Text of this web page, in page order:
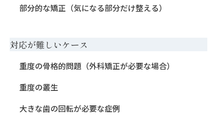
部分的な矯正（気になる部分だけ整える）
対応が難しいケース
重度の骨格的問題（外科矯正が必要な場合）
重度の叢生
大きな歯の回転が必要な症例